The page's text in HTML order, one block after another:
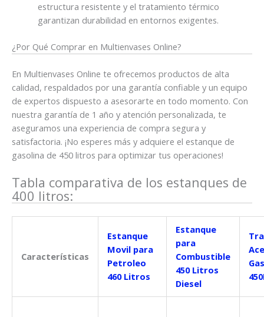
estructura resistente y el tratamiento térmico
garantizan durabilidad en entornos exigentes.
¿Por Qué Comprar en Multienvases Online?
En Multienvases Online te ofrecemos productos de alta
calidad, respaldados por una garantía confiable y un equipo
de expertos dispuesto a asesorarte en todo momento. Con
nuestra garantía de 1 año y atención personalizada, te
aseguramos una experiencia de compra segura y
satisfactoria. ¡No esperes más y adquiere el estanque de
gasolina de 450 litros para optimizar tus operaciones!
Tabla comparativa de los estanques de
400 litros:
Características
Estanque
Movil para
Petroleo
460 Litros
Estanque
para
Combustible
450 Litros
Diesel